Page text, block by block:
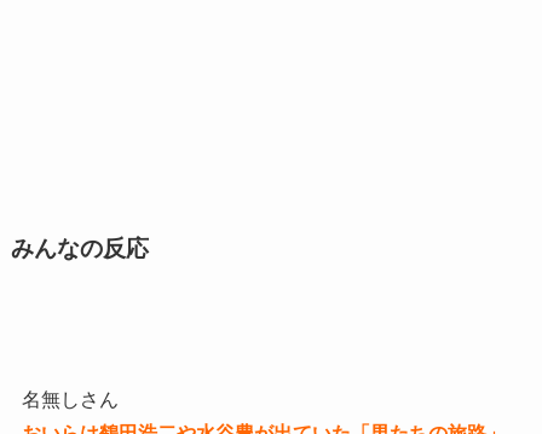
みんなの反応
名無しさん